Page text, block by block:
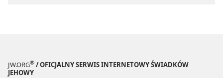
JW.ORG® / OFICJALNY SERWIS INTERNETOWY ŚWIADKÓW
JEHOWY